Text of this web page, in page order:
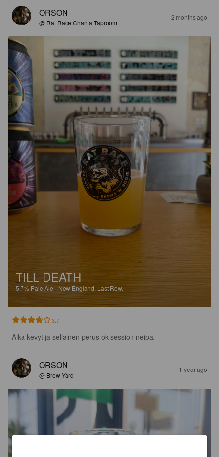
ORSON
@ Rat Race Chania Taproom
2 months ago
TILL DEATH
5.7% Pale Ale - New England. Last Row.
3.7
Aika kevyt ja sellainen perus ok session neipa.
ORSON
@ Brew Yard
1 year ago